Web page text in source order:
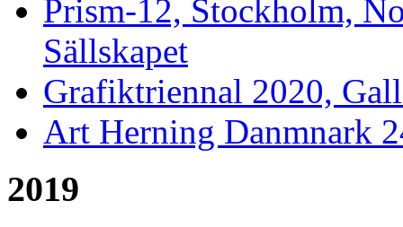
Prism-12, Stockholm,
Sällskapet
Grafiktriennal 2020,
Art Herning Danmnark
2019